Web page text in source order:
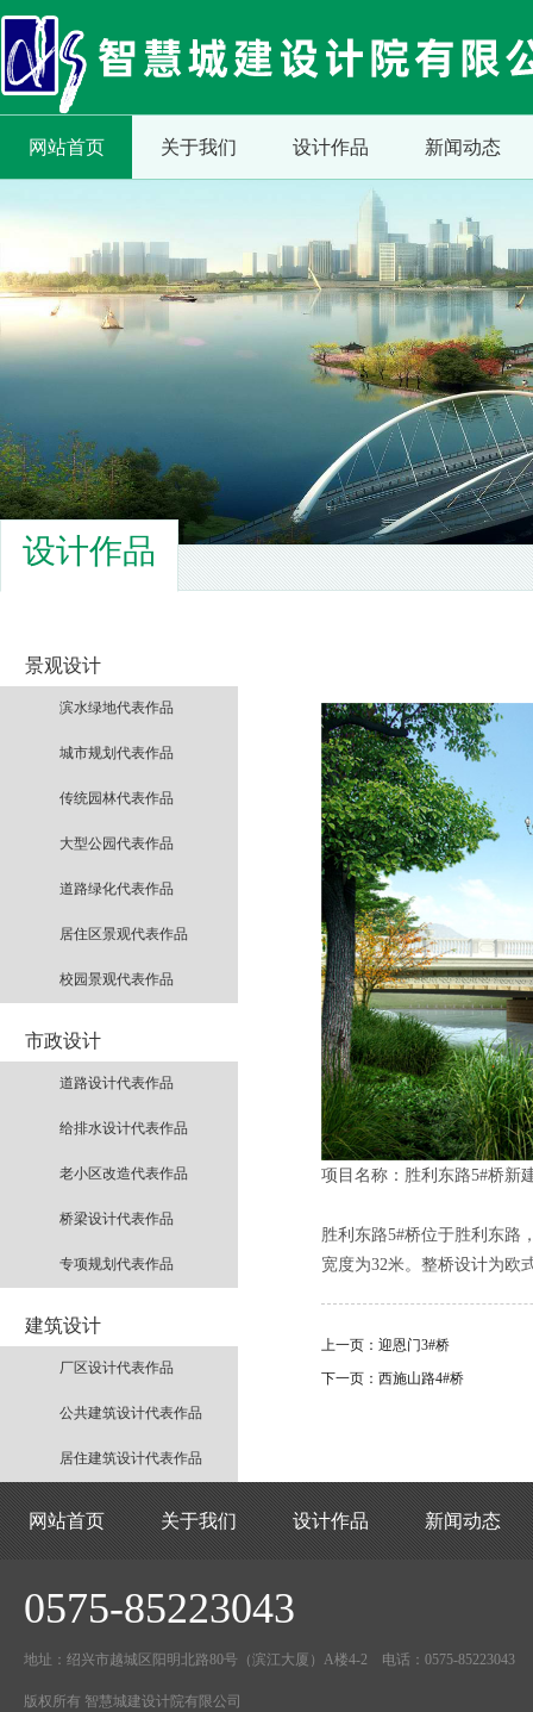
网站首页 关于我们 设计作品 新闻动态
设计作品
景观设计
滨水绿地代表作品
城市规划代表作品
传统园林代表作品
大型公园代表作品
道路绿化代表作品
居住区景观代表作品
校园景观代表作品
市政设计
道路设计代表作品
给排水设计代表作品
老小区改造代表作品
桥梁设计代表作品
专项规划代表作品
建筑设计
厂区设计代表作品
公共建筑设计代表作品
居住建筑设计代表作品
项目名称：胜利东路5#桥新
胜利东路5#桥位于胜利东路
宽度为32米。整桥设计为欧
上一页： 迎恩门3#桥
下一页： 西施山路4#桥
网站首页 关于我们 设计作品 新闻动态
0575-85223043
地址：绍兴市越城区阳明北路80号（滨江大厦）A楼4-2 电话：0575-85223043
版权所有 智慧城建设计院有限公司